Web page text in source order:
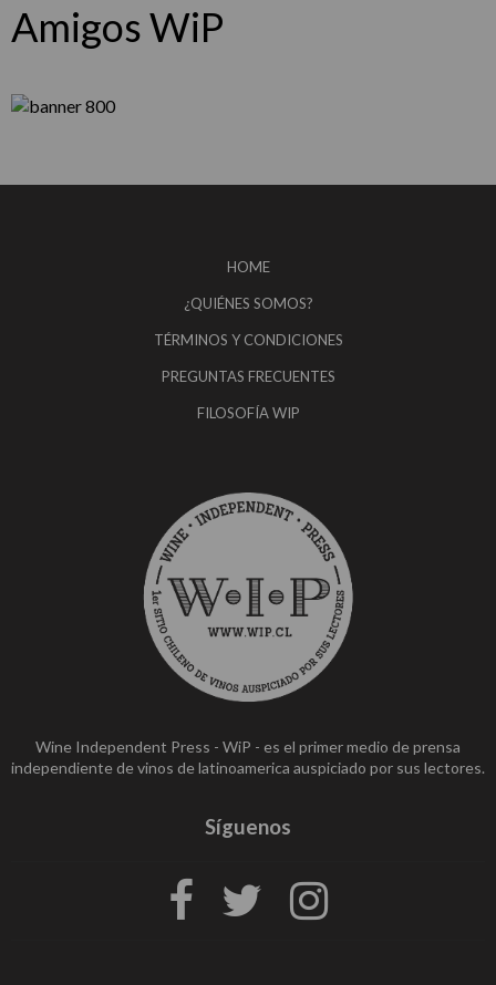
Amigos WiP
HOME
¿QUIÉNES SOMOS?
TÉRMINOS Y CONDICIONES
PREGUNTAS FRECUENTES
FILOSOFÍA WIP
Wine Independent Press - WiP - es el primer medio de prensa
independiente de vinos de latinoamerica auspiciado por sus lectores.
Síguenos